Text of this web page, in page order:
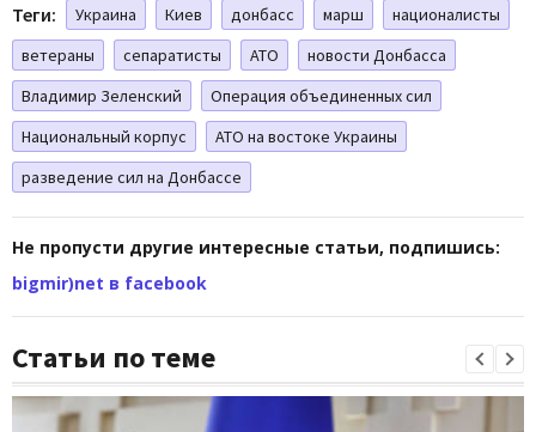
Теги: Украина Киев донбасс марш
националисты
ветераны
сепаратисты АТО
новости Донбасса
Владимир Зеленский
Операция объединенных сил
Национальный корпус
АТО на востоке Украины
разведение сил на Донбассе
Не пропусти другие интересные статьи, подпишись:
bigmir)net в facebook
Статьи по теме